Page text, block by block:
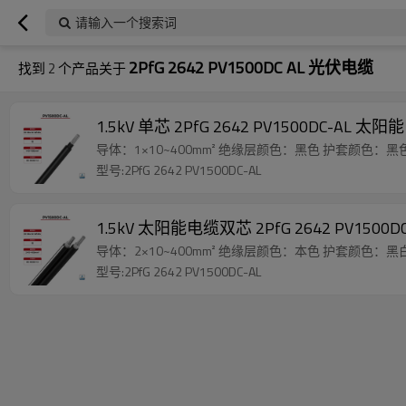
请输入一个搜索词
找到 2个产品关于2PfG 2642 PV1500DC AL 光伏电缆
1.5kV 单芯 2PfG 2642 PV1500DC-AL 太阳
导体：1×10~400mm² 绝缘层颜色：黑色 护套颜色：黑
型号:2PfG 2642 PV1500DC-AL
1.5kV 太阳能电缆双芯 2PfG 2642
导体：2×10~400mm² 绝缘层颜色：本色 护套颜色：黑
型号:2PfG 2642 PV1500DC-AL